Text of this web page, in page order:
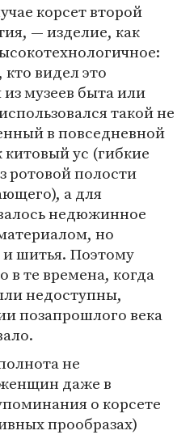
корсет второй
— изделие, как
видел это
музеев быта или
такой не
в повседневной
ус (гибкие
ротовой полости
а для
недюжинное
но
шитья. Поэтому
в те времена, когда
недоступны,
позапрошлого века
не
даже в
о корсете
прообразах)